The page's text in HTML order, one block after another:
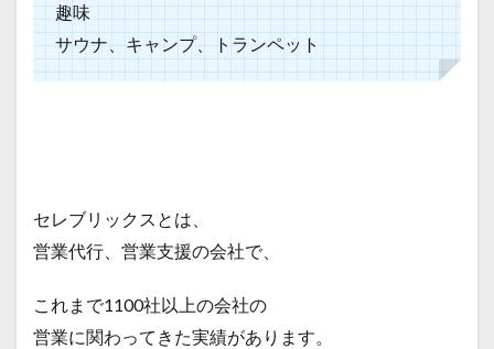
趣味
サウナ、キャンプ、トランペット
セレブリックスとは、
営業代行、営業支援の会社で、
これまで1100社以上の会社の
営業に関わってきた実績があります。